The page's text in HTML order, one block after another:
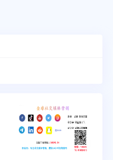
Telegram
更多